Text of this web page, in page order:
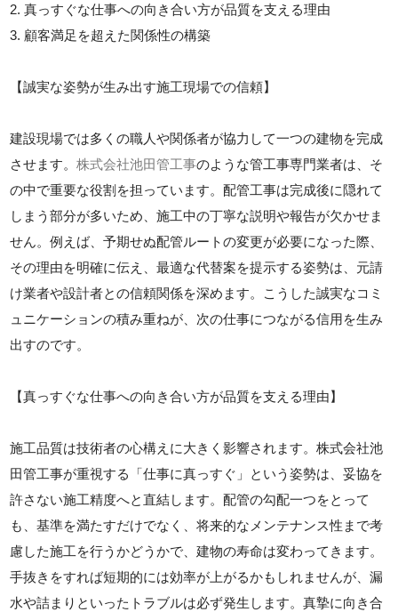
2. 真っすぐな仕事への向き合い方が品質を支える理由
3. 顧客満足を超えた関係性の構築
【誠実な姿勢が生み出す施工現場での信頼】
建設現場では多くの職人や関係者が協力して一つの建物を完成
させます。株式会社池田管工事のような管工事専門業者は、そ
の中で重要な役割を担っています。配管工事は完成後に隠れて
しまう部分が多いため、施工中の丁寧な説明や報告が欠かせま
せん。例えば、予期せぬ配管ルートの変更が必要になった際、
その理由を明確に伝え、最適な代替案を提示する姿勢は、元請
け業者や設計者との信頼関係を深めます。こうした誠実なコミ
ュニケーションの積み重ねが、次の仕事につながる信用を生み
出すのです。
【真っすぐな仕事への向き合い方が品質を支える理由】
施工品質は技術者の心構えに大きく影響されます。株式会社池
田管工事が重視する「仕事に真っすぐ」という姿勢は、妥協を
許さない施工精度へと直結します。配管の勾配一つをとって
も、基準を満たすだけでなく、将来的なメンテナンス性まで考
慮した施工を行うかどうかで、建物の寿命は変わってきます。
手抜きをすれば短期的には効率が上がるかもしれませんが、漏
水や詰まりといったトラブルは必ず発生します。真摯に向き合